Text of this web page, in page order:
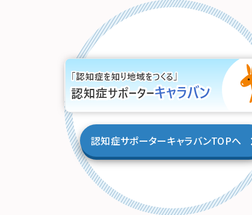
認知症サポーターキャラバンTOPへ